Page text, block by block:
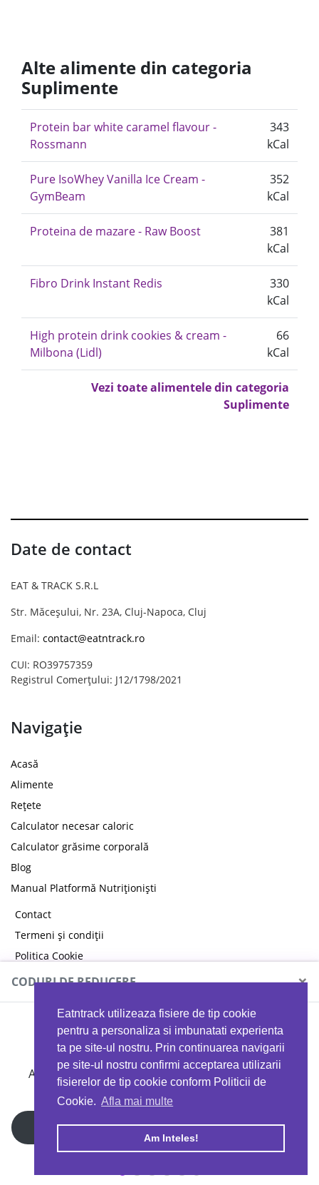
Eatntrack utilizeaza fisiere de tip cookie
pentru a personaliza si imbunatati experienta
ta pe site-ul nostru. Prin continuarea navigarii
pe site-ul nostru confirmi acceptarea utilizarii
fisierelor de tip cookie conform Politicii de
Cookie. Afla mai multe
Am Inteles!
Alte alimente din categoria
Suplimente
Protein bar white caramel flavour -
Rossmann
343
kCal
Pure IsoWhey Vanilla Ice Cream -
GymBeam
352
kCal
Proteina de mazare - Raw Boost
381
kCal
Fibro Drink Instant Redis
330
kCal
High protein drink cookies & cream -
Milbona (Lidl)
66
kCal
Vezi toate alimentele din categoria
Suplimente
Date de contact
EAT & TRACK S.R.L
Str. Măceșului, Nr. 23A, Cluj-Napoca, Cluj
Email: contact@eatntrack.ro
CUI: RO39757359
Registrul Comerțului: J12/1798/2021
Navigație
Acasă
Alimente
Rețete
Calculator necesar caloric
Calculator grăsime corporală
Blog
Manual Platformă Nutriționiști
Contact
Termeni și condiții
Politica Cookie
Politica de confidențialitate
Copyright © 2026 EAT & TRACK S.R.L
CODURI DE REDUCERE ×
MYPROTEIN
Ai 40%reducere la orice comandă folosind codul
EATTRACK
Profită acum